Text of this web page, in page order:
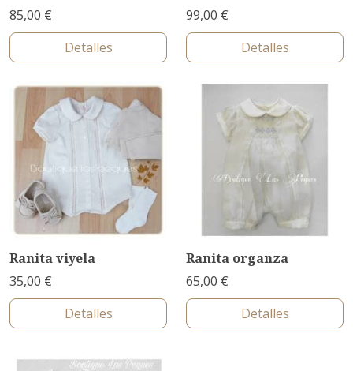
85,00 €
Detalles
99,00 €
Detalles
Ranita viyela
35,00 €
Detalles
Ranita organza
65,00 €
Detalles